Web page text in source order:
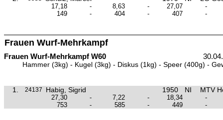
17,18 - 8,63 - 27,07
-
149
- 404 - 407 -
Frauen Wurf-Mehrkampf
Frauen Wurf-Mehrkampf W60
Hammer (3kg) - Kugel (3kg) - Diskus (1kg) - Speer (400g) -
1. 24137 Habig, Sigrid 1950 NI MTV
27,30 - 7,22 - 18,34
-
753
- 585 - 449 -